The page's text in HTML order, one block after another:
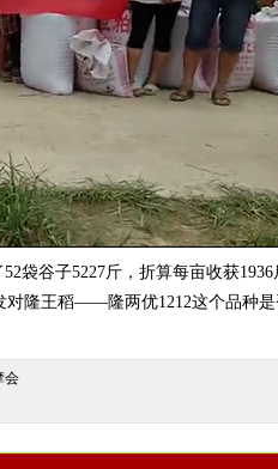
袋谷子5227斤，折算每亩收获1936
对隆王稻——隆两优1212这个品种
会